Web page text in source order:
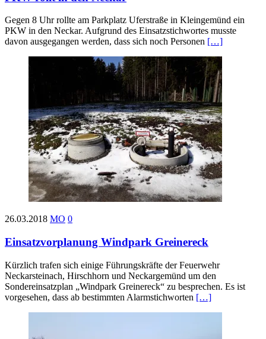
Gegen 8 Uhr rollte am Parkplatz Uferstraße in Kleingemünd ein
PKW in den Neckar. Aufgrund des Einsatzstichwortes musste
davon ausgegangen werden, dass sich noch Personen […]
26.03.2018 MO 0
Einsatzvorplanung Windpark Greinereck
Kürzlich trafen sich einige Führungskräfte der Feuerwehr
Neckarsteinach, Hirschhorn und Neckargemünd um den
Sondereinsatzplan „Windpark Greinereck“ zu besprechen. Es ist
vorgesehen, dass ab bestimmten Alarmstichworten […]